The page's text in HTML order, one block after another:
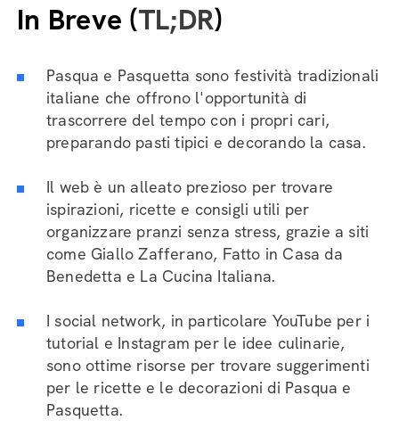
In Breve (TL;DR)
Pasqua e Pasquetta sono festività tradizionali
italiane che offrono l'opportunità di
trascorrere del tempo con i propri cari,
preparando pasti tipici e decorando la casa.
Il web è un alleato prezioso per trovare
ispirazioni, ricette e consigli utili per
organizzare pranzi senza stress, grazie a siti
come Giallo Zafferano, Fatto in Casa da
Benedetta e La Cucina Italiana.
I social network, in particolare YouTube per i
tutorial e Instagram per le idee culinarie,
sono ottime risorse per trovare suggerimenti
per le ricette e le decorazioni di Pasqua e
Pasquetta.